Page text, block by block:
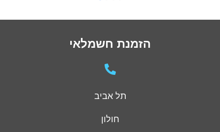
הזמנת חשמלאי
תל אביב
חולון